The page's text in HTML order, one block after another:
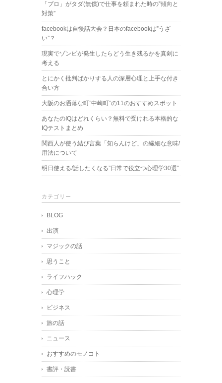
「プロ」がタダ(無償)で仕事を頼まれた時の”傾向と
対策”
facebookは自慢話大会？日本のfacebookは”うざ
い”？
現実でゾンビが発生したらどう生き残るかを真剣に
考える
とにかく批判ばかりする人の深層心理と上手な付き
合い方
大阪のお洒落な町”中崎町”の11のおすすめスポット
あなたのIQはどれくらい？無料で受けれる本格的な
IQテストまとめ
関西人が使う結び言葉「知らんけど」の繊細な意味/
用法について
明日使える/話したくなる”日常で役立つ心理学30選”
カテゴリー
BLOG
出演
マジックの話
思うこと
ライフハック
心理学
ビジネス
旅の話
ニュース
おすすめのモノコト
書評・読書